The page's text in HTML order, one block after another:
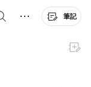
筆記